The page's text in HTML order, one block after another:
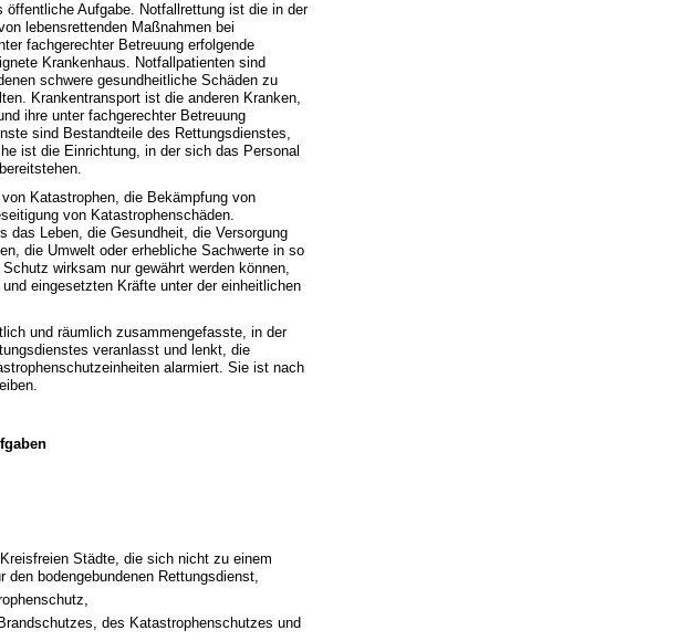
Aufgabe. Notfallrettung ist die in der
lebensrettenden Maßnahmen bei
fachgerechter Betreuung erfolgende
Krankenhaus. Notfallpatienten sind
schwere gesundheitliche Schäden zu
Krankentransport ist die anderen Kranken,
ihre unter fachgerechter Betreuung
sind Bestandteile des Rettungsdienstes,
ist die Einrichtung, in der sich das Personal
Katastrophen, die Bekämpfung von
von Katastrophenschäden.
das Leben, die Gesundheit, die Versorgung
die Umwelt oder erhebliche Sachwerte in so
wirksam nur gewährt werden können,
eingesetzten Kräfte unter der einheitlichen
und räumlich zusammengefasste, in der
veranlasst und lenkt, die
alarmiert. Sie ist nach
Städte, die sich nicht zu einem
bodengebundenen Rettungsdienst,
des Katastrophenschutzes und